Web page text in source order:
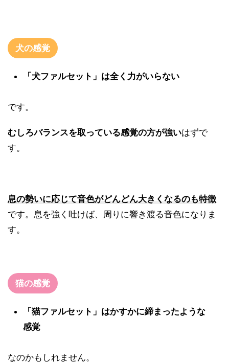
犬の感覚
「犬ファルセット」は全く力がいらない
です。
むしろバランスを取っている感覚の方が強いはずで
す。
息の勢いに応じて音色がどんどん大きくなるのも特徴
です。息を強く吐けば、周りに響き渡る音色になりま
す。
猫の感覚
「猫ファルセット」はかすかに締まったような
感覚
なのかもしれません。